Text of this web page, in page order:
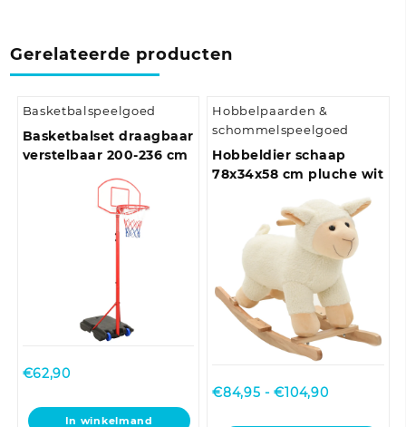
Gerelateerde producten
Basketbalspeelgoed
Basketbalset draagbaar
verstelbaar 200-236 cm
€62,90
In winkelmand
Hobbelpaarden &
schommelspeelgoed
Hobbeldier schaap
78x34x58 cm pluche wit
€84,95 - €104,90Prijsklasse: